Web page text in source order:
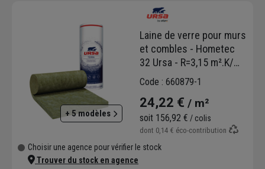
+ 5 modèles
Laine de verre pour murs
et combles - Hometec
32 Ursa - R=3,15 m².K/W
- 5,40 M x 1,20 M -
Code : 660879-1
24,22 € / m²
soit 156,92 € / colis
dont 0,14 € éco-contribution
Choisir une agence pour vérifier le stock
Trouver du stock en agence